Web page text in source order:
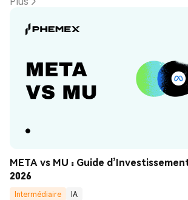
META vs MU : Guide
2026
Intermédiaire
IA